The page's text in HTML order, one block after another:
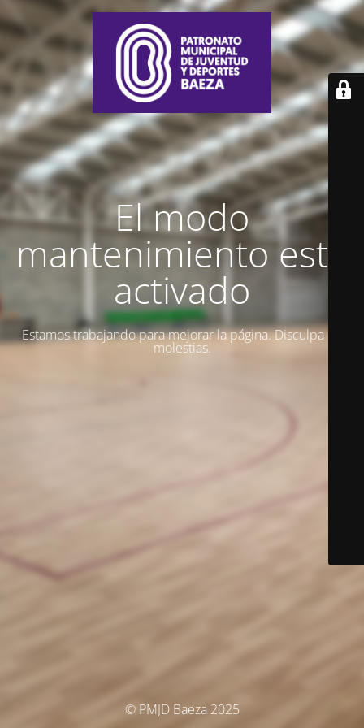
El modo
mantenimiento está
activado
Estamos trabajando para mejorar la página. Disculpa las
molestias.
© PMJD Baeza 2025